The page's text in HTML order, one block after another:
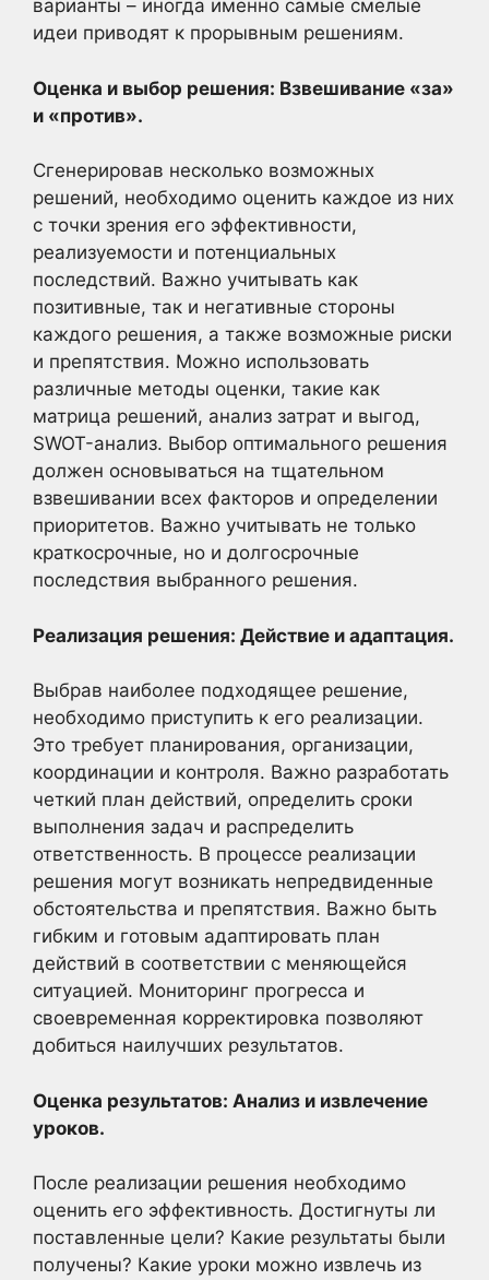
варианты – иногда именно самые смелые
идеи приводят к прорывным решениям.
Оценка и выбор решения: Взвешивание «за»
и «против».
Сгенерировав несколько возможных
решений, необходимо оценить каждое из них
с точки зрения его эффективности,
реализуемости и потенциальных
последствий. Важно учитывать как
позитивные, так и негативные стороны
каждого решения, а также возможные риски
и препятствия. Можно использовать
различные методы оценки, такие как
матрица решений, анализ затрат и выгод,
SWOT-анализ. Выбор оптимального решения
должен основываться на тщательном
взвешивании всех факторов и определении
приоритетов. Важно учитывать не только
краткосрочные, но и долгосрочные
последствия выбранного решения.
Реализация решения: Действие и адаптация.
Выбрав наиболее подходящее решение,
необходимо приступить к его реализации.
Это требует планирования, организации,
координации и контроля. Важно разработать
четкий план действий, определить сроки
выполнения задач и распределить
ответственность. В процессе реализации
решения могут возникать непредвиденные
обстоятельства и препятствия. Важно быть
гибким и готовым адаптировать план
действий в соответствии с меняющейся
ситуацией. Мониторинг прогресса и
своевременная корректировка позволяют
добиться наилучших результатов.
Оценка результатов: Анализ и извлечение
уроков.
После реализации решения необходимо
оценить его эффективность. Достигнуты ли
поставленные цели? Какие результаты были
получены? Какие уроки можно извлечь из